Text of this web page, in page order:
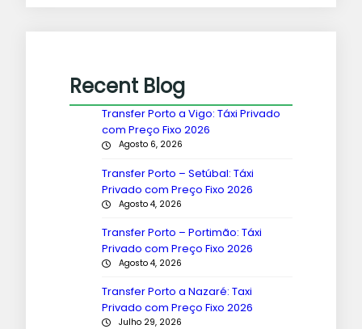
Recent Blog
Transfer Porto a Vigo: Táxi Privado
com Preço Fixo 2026
Agosto 6, 2026
Transfer Porto – Setúbal: Táxi
Privado com Preço Fixo 2026
Agosto 4, 2026
Transfer Porto – Portimão: Táxi
Privado com Preço Fixo 2026
Agosto 4, 2026
Transfer Porto a Nazaré: Taxi
Privado com Preço Fixo 2026
Julho 29, 2026